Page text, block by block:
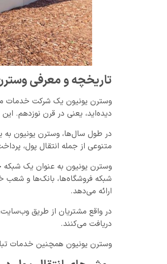
تاریخچه و معرفی
دیده‌اید، یعنی در قرن نوزدهم.
در طول سال‌ها، وسترن یونیون
متنوعی از جمله انتقال پول،
وسترن یونیون به عنوان یک شبکه
شبکه فروشگاه‌ها، بانک‌ها و شعب
ارائه می‌دهد.
در واقع مشتریان از طریق
دریافت می‌کنند.
وسترن یونیون همچنین خدمات